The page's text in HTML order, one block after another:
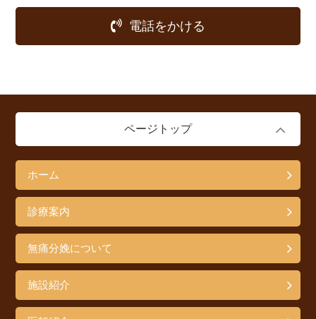
電話をかける
ページトップ
ホーム
診療案内
無痛分娩について
施設紹介